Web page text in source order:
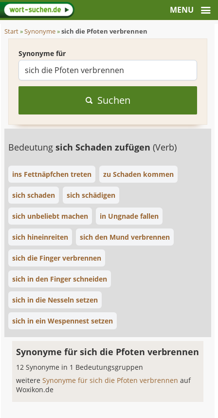
Start»Synonyme»sich die Pfoten verbrennen
Synonyme für
Suchen
Bedeutungsich Schaden zufügen(Verb)
ins Fettnäpfchen treten zu Schaden kommen
sich schaden sich schädigen
sich unbeliebt machen in Ungnade fallen
sich hineinreiten sich den Mund verbrennen
sich die Finger verbrennen
sich in den Finger schneiden
sich in die Nesseln setzen
sich in ein Wespennest setzen
Synonyme für sich die Pfoten verbrennen
12 Synonyme in 1 Bedeutungsgruppen
weitereSynonyme für sich die Pfoten verbrennenauf
Woxikon.de